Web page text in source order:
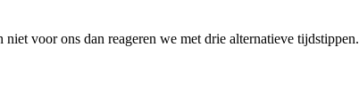
voor ons dan reageren we met drie alternatieve tijdstippen.